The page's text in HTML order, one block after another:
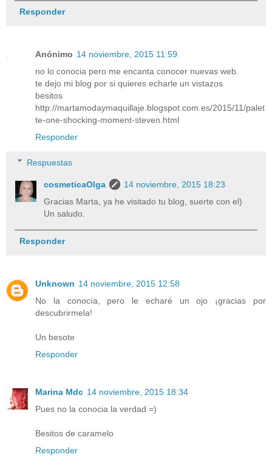
Responder
Anónimo 14 noviembre, 2015 11:59
no lo conocia pero me encanta conocer nuevas web.
te dejo mi blog por si quieres echarle un vistazos
besitos
http://martamodaymaquillaje.blogspot.com.es/2015/11/palet
te-one-shocking-moment-steven.html
Responder
Respuestas
cosmeticaOlga
14 noviembre, 2015 18:23
Gracias Marta, ya he visitado tu blog, suerte con el)
Un saludo.
Responder
Unknown 14 noviembre, 2015 12:58
No la conocía, pero le echaré un ojo ¡gracias por
descubrirmela!
Un besote
Responder
Marina Mdc 14 noviembre, 2015 18:34
Pues no la conocia la verdad =)
Besitos de caramelo
Responder